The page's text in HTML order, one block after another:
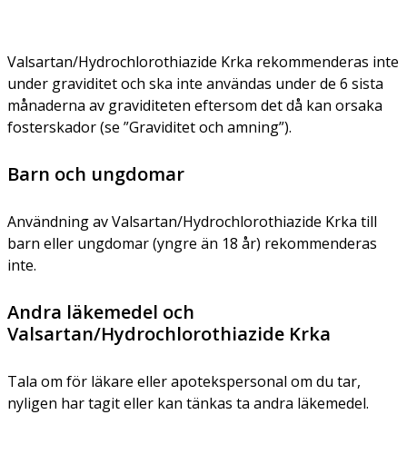
Valsartan/Hydrochlorothiazide Krka rekommenderas inte
under graviditet och ska inte användas under de 6 sista
månaderna av graviditeten eftersom det då kan orsaka
fosterskador (se ”Graviditet och amning”).
Barn och ungdomar
Användning av Valsartan/Hydrochlorothiazide Krka till
barn eller ungdomar (yngre än 18 år) rekommenderas
inte.
Andra läkemedel och
Valsartan/Hydrochlorothiazide Krka
Tala om för läkare eller apotekspersonal om du tar,
nyligen har tagit eller kan tänkas ta andra läkemedel.